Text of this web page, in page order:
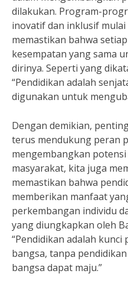
dilakukan. Program-
inovatif dan inklusif
memastikan bahwa
kesempatan yang sama
dirinya. Seperti yang
“Pendidikan adalah
digunakan untuk
Dengan demikian,
terus mendukung peran
mengembangkan potensi
masyarakat, kita juga
memastikan bahwa
memberikan manfaat
perkembangan individu
yang diungkapkan oleh
“Pendidikan adalah
bangsa, tanpa
bangsa dapat maju.”